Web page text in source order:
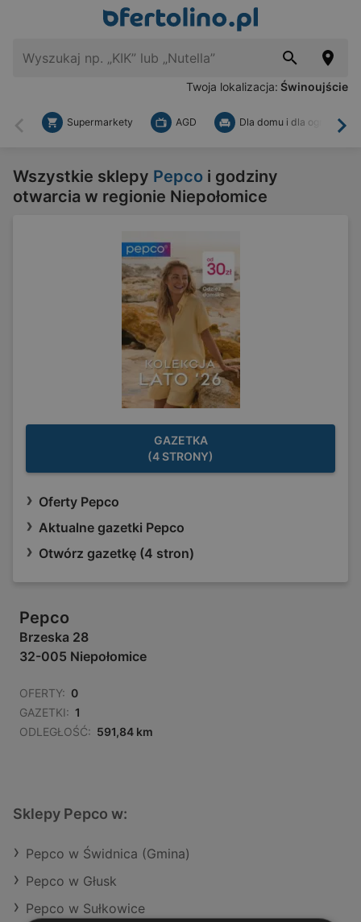
Twoja lokalizacja: Świnoujście
Wstecz
Supermarkety AGD Dla domu i dla ogrodu
Wszystkie sklepy Pepco i godziny
otwarcia w regionie Niepołomice
GAZETKA
(4 STRONY)
Oferty Pepco
Aktualne gazetki Pepco
Otwórz gazetkę (4 stron)
Pepco
Brzeska 28
32-005 Niepołomice
OFERTY: 0
GAZETKI: 1
ODLEGŁOŚĆ: 591,84 km
Sklepy Pepco w:
Pepco w Świdnica (Gmina)
Pepco w Głusk
Pepco w Sułkowice